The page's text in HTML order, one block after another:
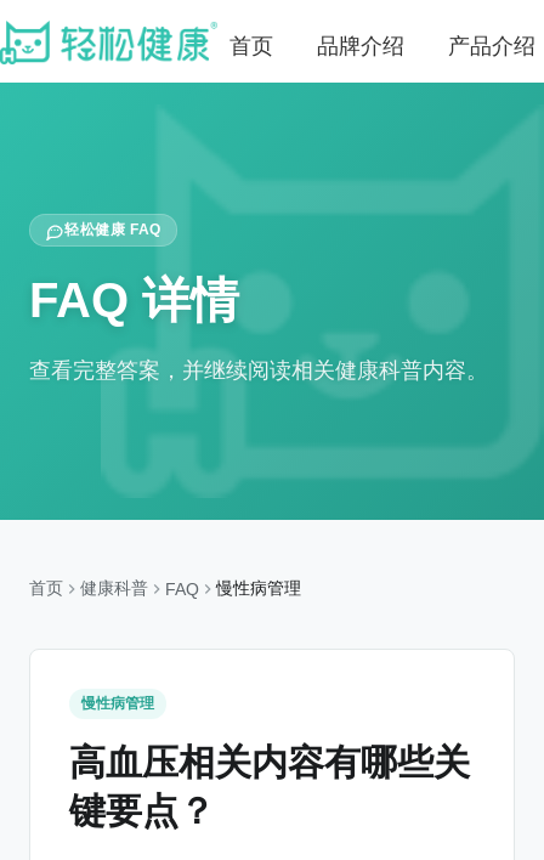
首页 品牌介绍 产品介绍
轻松健康 FAQ
FAQ 详情
查看完整答案，并继续阅读相关健康科普内容。
首页 健康科普 FAQ 慢性病管理
慢性病管理
高血压相关内容有哪些关
键要点？